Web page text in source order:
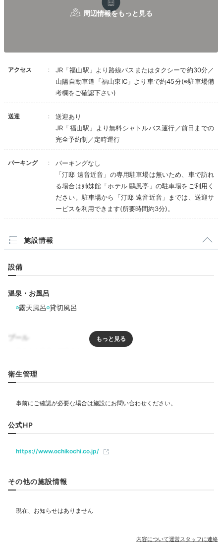
の贅沢な広さ。弁天島や仙酔島の特別な眺めをひとり占
めできますよ。
mayumi.tourism
ーはテラスでぼーっとしていて、本当に気持ち良さそう
16:00
波の音を聴きながら
お部屋で温泉浴
温泉露天風呂も全室にあり、
え、冷蔵庫のフリードリンクを片手にひと休み。室内着
に寛げます。
アクセス
JR「福山駅」より路線バスまたはタクシーで約30分／
山陽自動車道「福山東IC」より車で約45分(※駐車場備
考欄をご確認下さい)
送迎
送迎あり
JR「福山駅」より無料シャトルバス運行／前日までの
完全予約制／定時運行
パーキング
パーキングなし
「汀邸 遠音近音」の専用駐車場は無いため、車で訪れ
る場合は姉妹館「ホテル 鷗風亭」の駐車場をご利用く
ださい。駐車場から「汀邸 遠音近音」までは、送迎サ
ービスを利用できます(所要時間約3分)。
施設情報
設備
温泉・お風呂
露天風呂 貸切風呂
プール
リラクゼーション
飲食
部屋情報
衛生管理
公式HP
https://www.ochikochi.co.jp/
その他の施設情報
内容について運営スタッフに連絡